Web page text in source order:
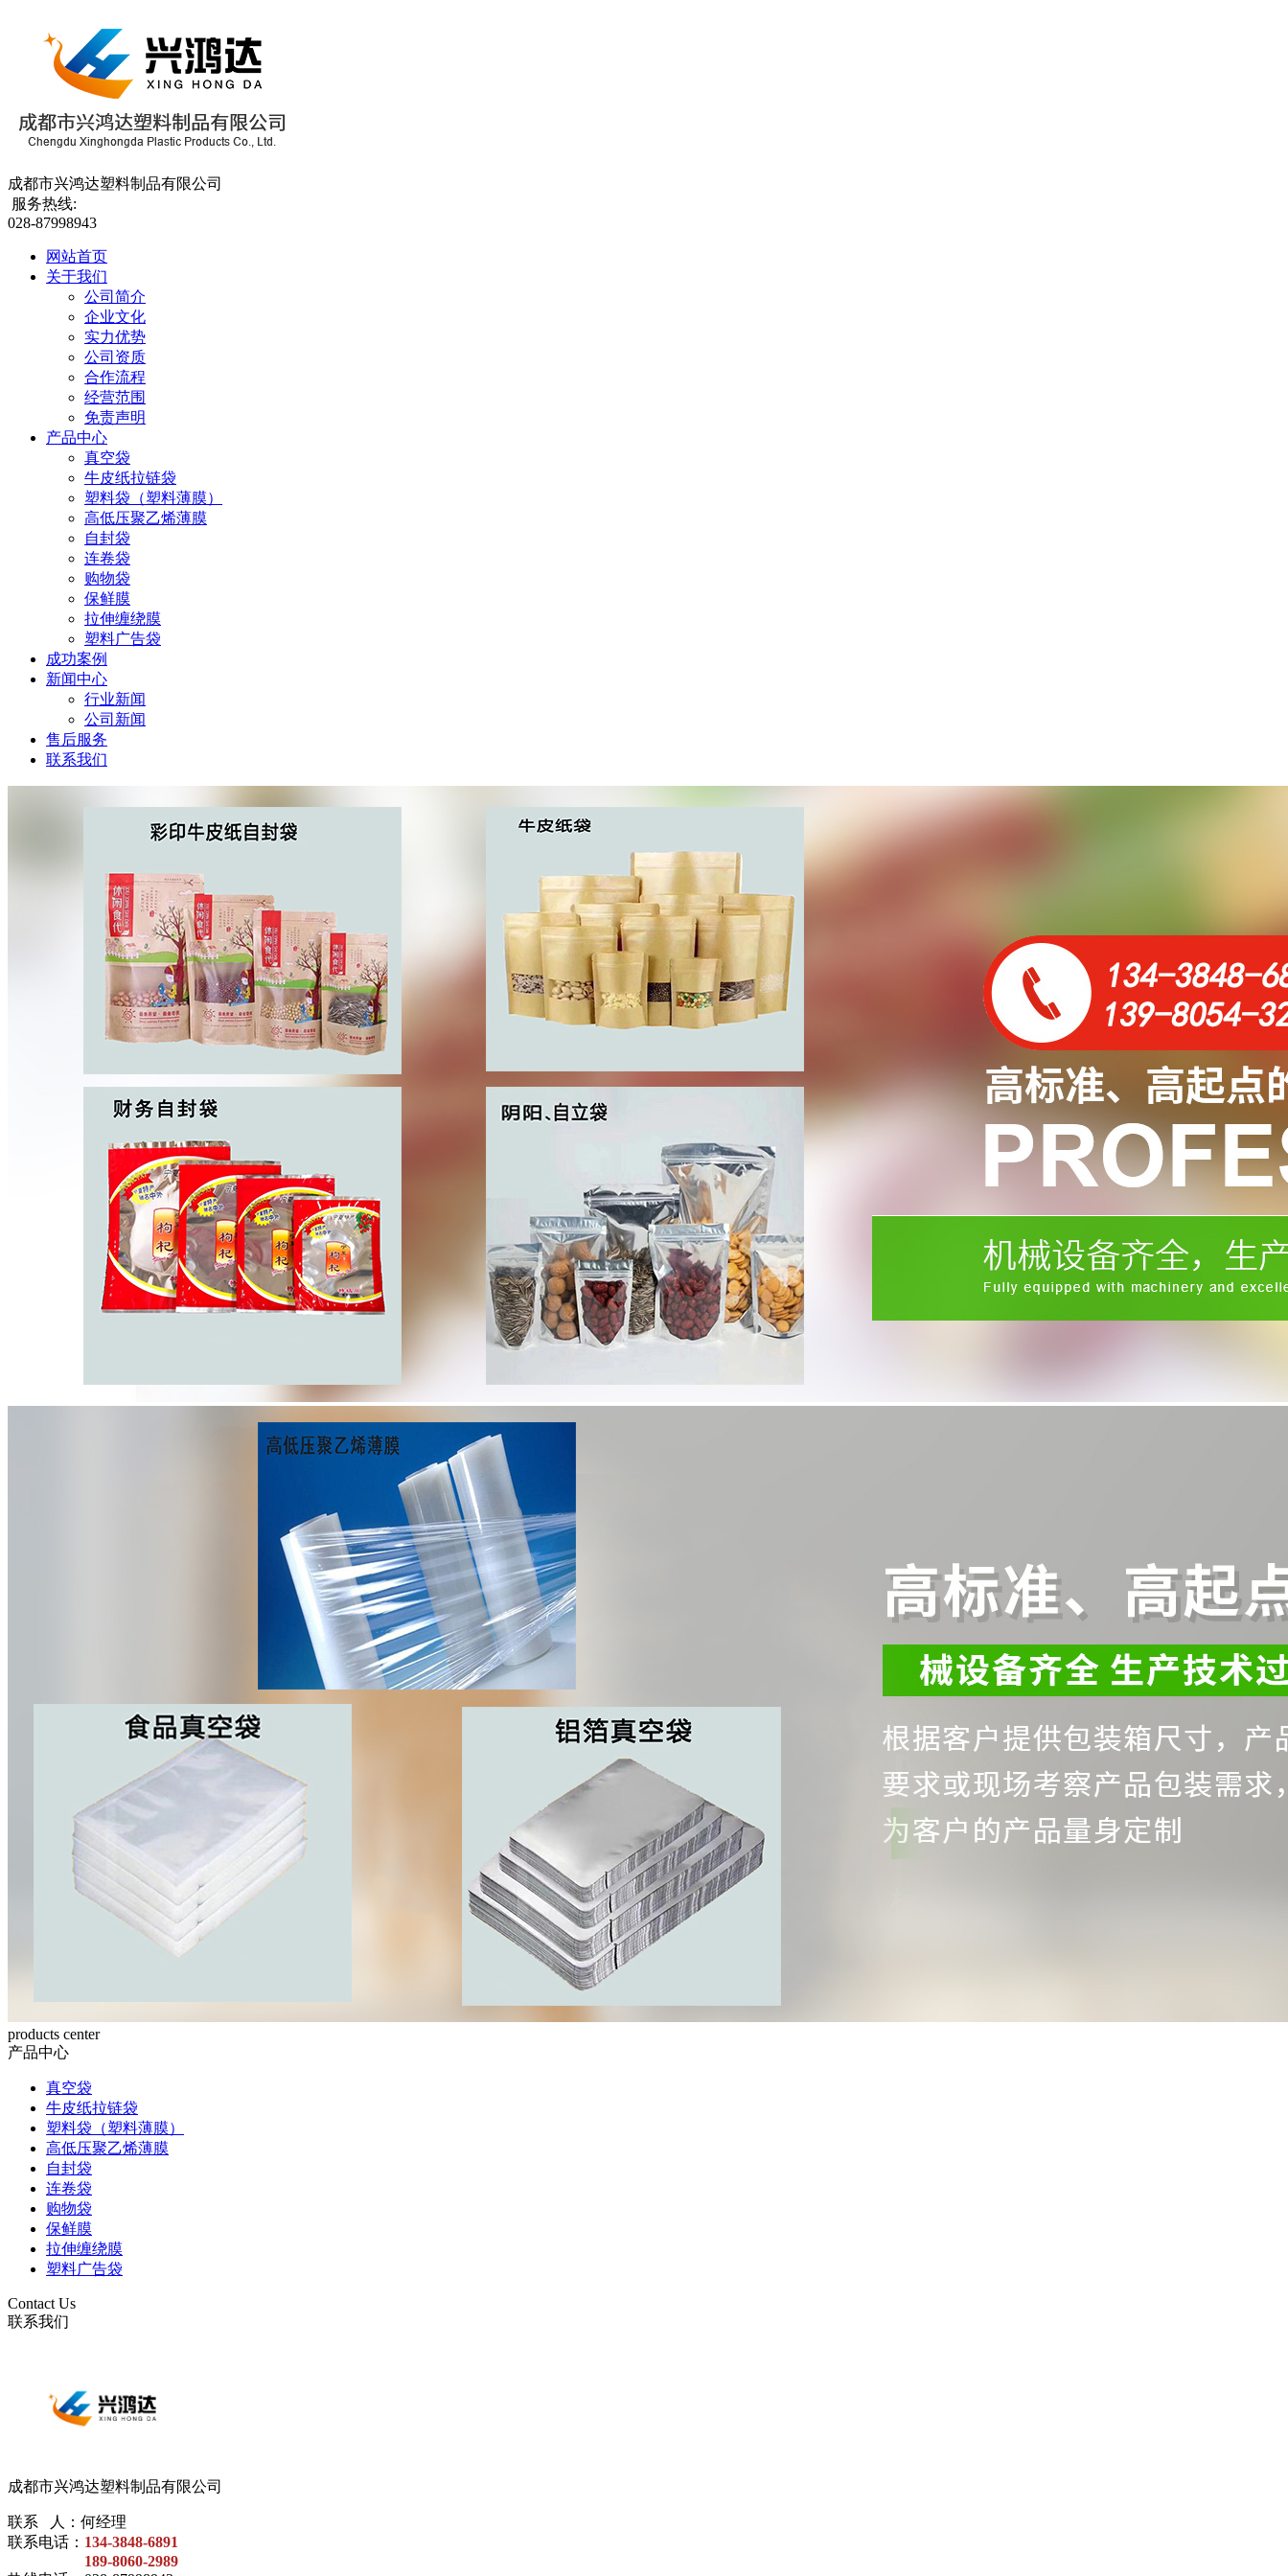
成都市兴鸿达塑料制品有限公司
服务热线:
028-87998943
网站首页
关于我们
公司简介
企业文化
实力优势
公司资质
合作流程
经营范围
免责声明
产品中心
真空袋
牛皮纸拉链袋
塑料袋（塑料薄膜）
高低压聚乙烯薄膜
自封袋
连卷袋
购物袋
保鲜膜
拉伸缠绕膜
塑料广告袋
成功案例
新闻中心
行业新闻
公司新闻
售后服务
联系我们
products center
产品中心
真空袋
牛皮纸拉链袋
塑料袋（塑料薄膜）
高低压聚乙烯薄膜
自封袋
连卷袋
购物袋
保鲜膜
拉伸缠绕膜
塑料广告袋
Contact Us
联系我们
成都市兴鸿达塑料制品有限公司
联系 人：何经理
联系电话： 134-3848-6891
189-8060-2989